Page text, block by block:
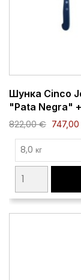
Шунка Cinco
"Pata Negra"
822,00 €